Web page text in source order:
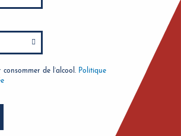
de l’alcool. Politique